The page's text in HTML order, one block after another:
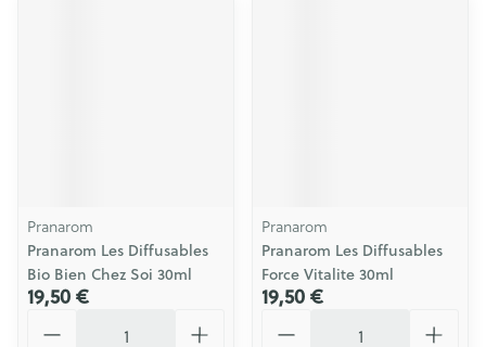
Pranarom
Pranarom Les Diffusables
Bio Bien Chez Soi 30ml
19,50 €
Pranarom
Pranarom Les Diffusables
Force Vitalite 30ml
19,50 €